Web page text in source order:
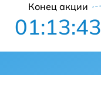
Конец акции
01:13:42